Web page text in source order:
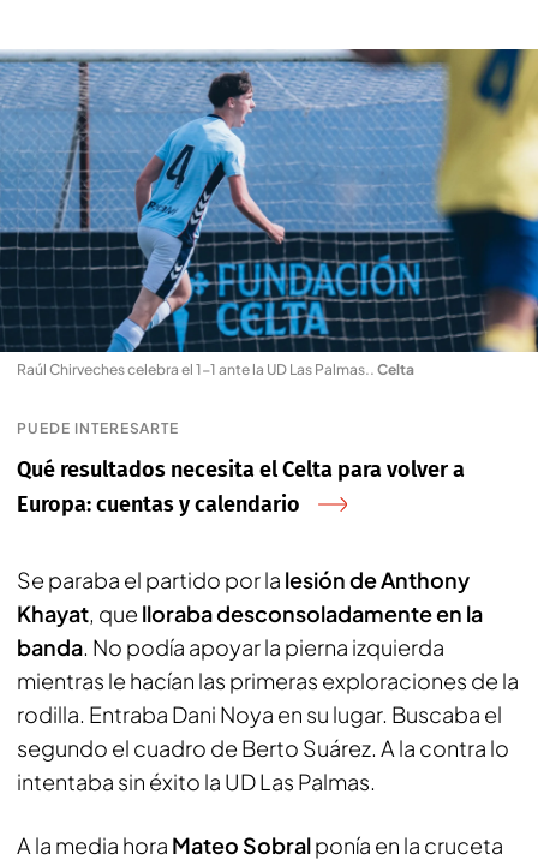
Raúl Chirveches celebra el 1-1 ante la UD Las Palmas.. Celta
PUEDE INTERESARTE
Qué resultados necesita el Celta para volver a
Europa: cuentas y calendario
Se paraba el partido por la lesión de Anthony
Khayat, que lloraba desconsoladamente en la
banda. No podía apoyar la pierna izquierda
mientras le hacían las primeras exploraciones de la
rodilla. Entraba Dani Noya en su lugar. Buscaba el
segundo el cuadro de Berto Suárez. A la contra lo
intentaba sin éxito la UD Las Palmas.
A la media hora Mateo Sobralponía en la cruceta